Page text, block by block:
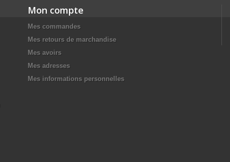
Mon compte
Mes commandes
Mes retours de marchandise
Mes avoirs
Mes adresses
Mes informations personnelles